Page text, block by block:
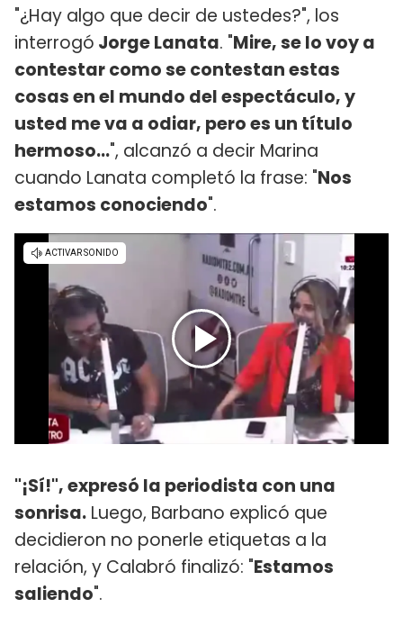
"¿Hay algo que decir de ustedes?", los
interrogó Jorge Lanata. "Mire, se lo voy a
contestar como se contestan estas
cosas en el mundo del espectáculo, y
usted me va a odiar, pero es un título
hermoso...", alcanzó a decir Marina
cuando Lanata completó la frase: "Nos
estamos conociendo".
"¡Sí!", expresó la periodista con una
sonrisa. Luego, Barbano explicó que
decidieron no ponerle etiquetas a la
relación, y Calabró finalizó: "Estamos
saliendo".